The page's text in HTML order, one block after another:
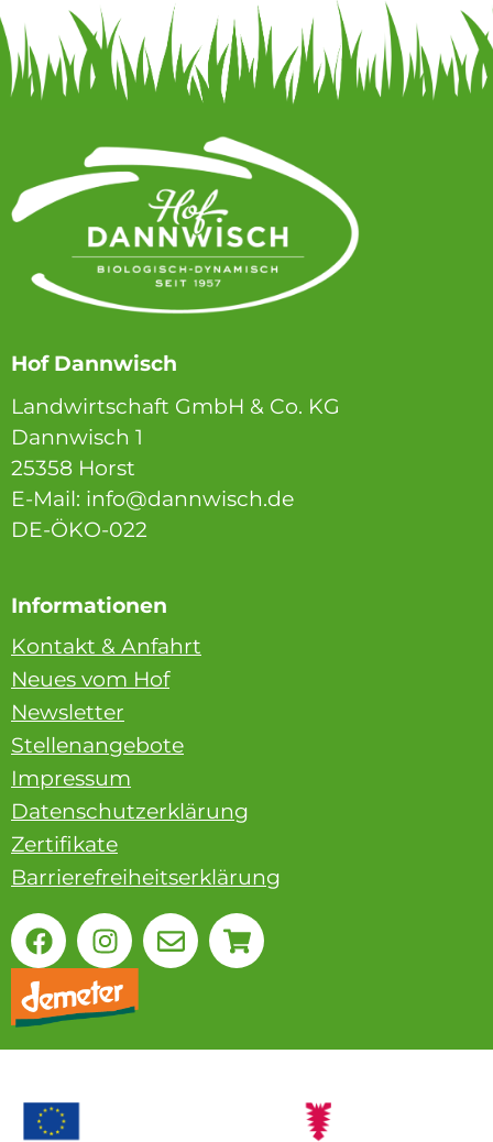
Hof Dannwisch
Landwirtschaft GmbH & Co. KG
Dannwisch 1
25358 Horst
E-Mail: info@dannwisch.de
DE-ÖKO-022
Informationen
Kontakt & Anfahrt
Neues vom Hof
Newsletter
Stellenangebote
Impressum
Datenschutzerklärung
Zertifikate
Barrierefreiheitserklärung